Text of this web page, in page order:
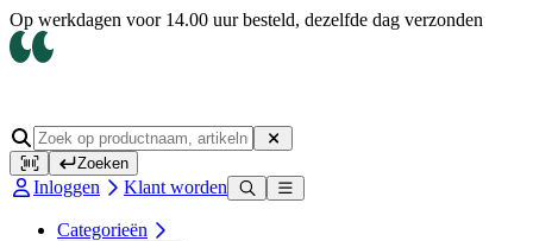
Op werkdagen voor 14.00 uur besteld, dezelfde dag verzonden
Zoeken
Inloggen Klant worden
Categorieën